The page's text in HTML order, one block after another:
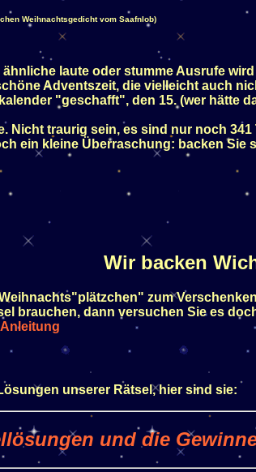
Weihnachtsgedicht vom Saafnlob)
laute oder stumme Ausrufe
Adventszeit, die vielleicht auch
"geschafft", den 15. (wer hätte
traurig sein, es sind nur noch 341
ein kleine Überraschung: backen Sie
Wir backen
zum
brauchen, dann versuchen Sie es
unserer Rätsel, hier sind sie:
und die